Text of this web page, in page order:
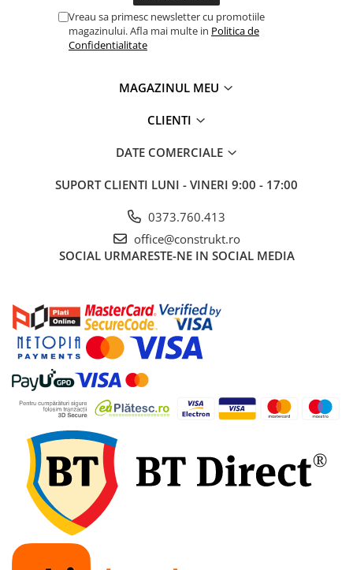
Rezervoare WC incastrate
Rezervoare WC clasice
Mobilier baie
Accesorii bucatarie
Accesorii lavoare
Accesorii cazi si cabine de dus
Articole sanitare
Uscatoare pentru maini
Echipamente pentru irigatii
Kit irigare gazon
Kit irigare gradina
Teava pentru irigatii
Fitinguri pentru irigatii
Robinete
Filtre pentru irigatii
Banda de picurare
Vreau sa primesc newsletter cu promotiile
magazinului. Afla mai multe in Politica de
Confidentialitate
MAGAZINUL MEU
CLIENTI
DATE COMERCIALE
SUPORT CLIENTI LUNI - VINERI 9:00 - 17:00
0373.760.413
office@construkt.ro
SOCIAL URMARESTE-NE IN SOCIAL MEDIA